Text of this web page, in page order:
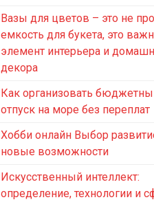
Вазы для цветов – это не
емкость для букета, это
элемент интерьера и
декора
Как организовать
отпуск на море без переплат
Хобби онлайн Выбор
новые возможности
Искусственный интеллект:
определение, технологии и